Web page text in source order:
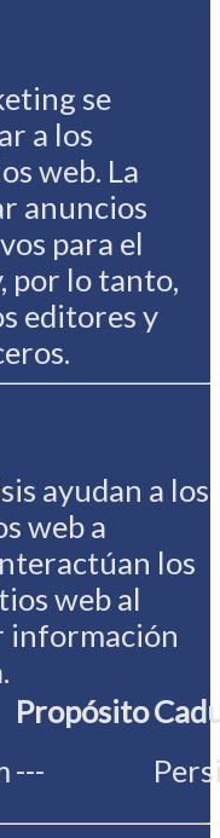
se
a los
web. La
anuncios
para el
por lo tanto,
editores y
ayudan a los
web a
los
web al
información
Propósito
---